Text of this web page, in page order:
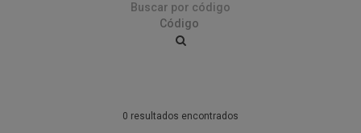
Buscar por código
0 resultados encontrados